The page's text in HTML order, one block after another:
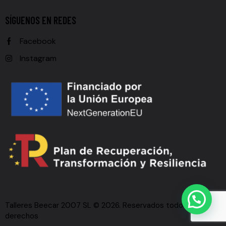
SÍGUENOS EN REDES
Facebook
Instagram
Talleres Beecar 2007 SL © 2026. Reservados todos los
derechos